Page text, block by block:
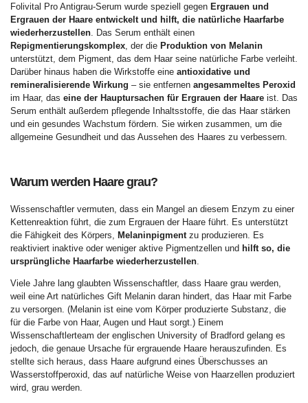
Folivital Pro Antigrau-Serum wurde speziell gegen Ergrauen und
Ergrauen der Haare entwickelt und hilft, die natürliche Haarfarbe
wiederherzustellen . Das Serum enthält einen
Repigmentierungskomplex , der die Produktion von Melanin
unterstützt, dem Pigment, das dem Haar seine natürliche Farbe verleiht.
Darüber hinaus haben die Wirkstoffe eine antioxidative und
remineralisierende Wirkung – sie entfernen angesammeltes Peroxid
im Haar, das eine der Hauptursachen für Ergrauen der Haare ist. Das
Serum enthält außerdem pflegende Inhaltsstoffe, die das Haar stärken
und ein gesundes Wachstum fördern. Sie wirken zusammen, um die
allgemeine Gesundheit und das Aussehen des Haares zu verbessern.
Warum werden Haare grau?
Wissenschaftler vermuten, dass ein Mangel an diesem Enzym zu einer
Kettenreaktion führt, die zum Ergrauen der Haare führt. Es unterstützt
die Fähigkeit des Körpers,
Melaninpigment zu produzieren. Es
reaktiviert inaktive oder weniger aktive Pigmentzellen und hilft so, die
ursprüngliche Haarfarbe wiederherzustellen
Viele Jahre lang glaubten Wissenschaftler, dass Haare grau werden,
weil eine Art natürliches Gift Melanin daran hindert, das Haar mit Farbe
zu versorgen. (Melanin ist eine vom Körper produzierte Substanz, die
für die Farbe von Haar, Augen und Haut sorgt.) Einem
Wissenschaftlerteam der englischen University of Bradford gelang es
jedoch, die genaue Ursache für ergrauende Haare herauszufinden. Es
stellte sich heraus, dass Haare aufgrund eines Überschusses an
Wasserstoffperoxid, das auf natürliche Weise von Haarzellen produziert
wird, grau werden.